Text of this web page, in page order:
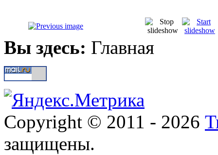
Вы здесь: Главная
Copyright © 2011 - 2026
защищены.